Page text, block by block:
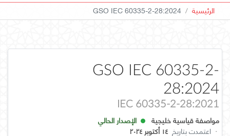
الرئيسية GSO IEC 60335-2-28:2024
GSO IEC 60335-2-
28:2024
IEC 60335-2-28:2021
مواصفة قياسية خليجية
الإصدار الحالي
· اعتمدت بتاريخ ١٤ أكتوبر ٢٠٢٤